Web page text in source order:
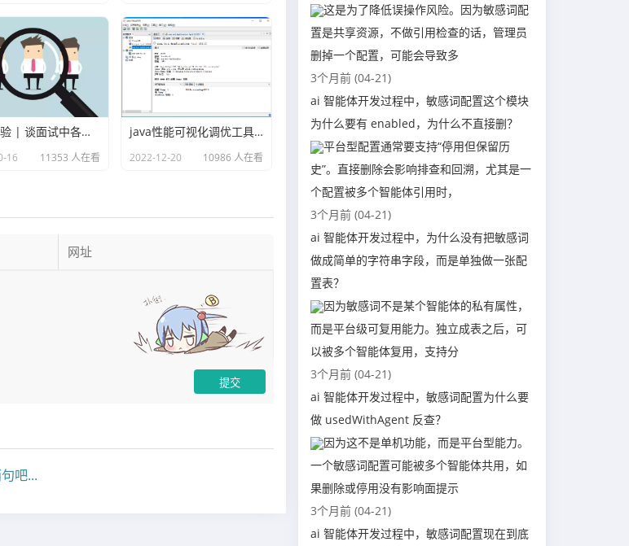
职场经验 | 谈面试中各种各样的坑
16 11353 人在看
java性能可视化调优工具VisualVM
2022-12-20 10986 人在看
吧...
这是为了降低误操作风险。因为敏感词配
置是共享资源，不做引用检查的话，管理员
删掉一个配置，可能会导致多
3个月前 (04-21)
ai 智能体开发过程中，敏感词配置这个模块
为什么要有 enabled，为什么不直接删？
平台型配置通常要支持“停用但保留历
史”。直接删除会影响排查和回溯，尤其是一
个配置被多个智能体引用时，
3个月前 (04-21)
ai 智能体开发过程中，为什么没有把敏感词
做成简单的字符串字段，而是单独做一张配
置表？
因为敏感词不是某个智能体的私有属性，
而是平台级可复用能力。独立成表之后，可
以被多个智能体复用，支持分
3个月前 (04-21)
ai 智能体开发过程中，敏感词配置为什么要
做 usedWithAgent 反查？
因为这不是单机功能，而是平台型能力。
一个敏感词配置可能被多个智能体共用，如
果删除或停用没有影响面提示
3个月前 (04-21)
ai 智能体开发过程中，敏感词配置现在到底